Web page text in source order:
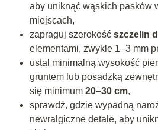
aby uniknąć wąskich pasków
miejscach,
zapraguj szerokość szczelin
elementami, zwykle 1–3 mm
ustal minimalną wysokość
gruntem lub posadzką
się minimum 20–30 cm,
sprawdź, gdzie wypadną
newralgiczne detale, aby